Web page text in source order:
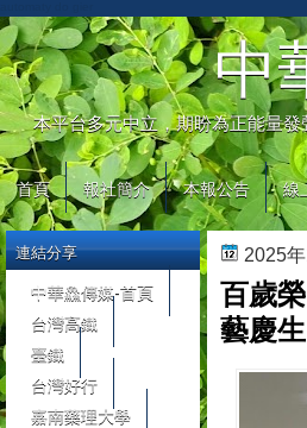
中
本平台多元中立，期盼為正能量
首頁 報社簡介 本報公告 線
2025
百歲
藝慶生
連結分享
中華鱻傳媒-首頁
台灣高鐵
臺鐵
台灣好行
嘉南藥理大學